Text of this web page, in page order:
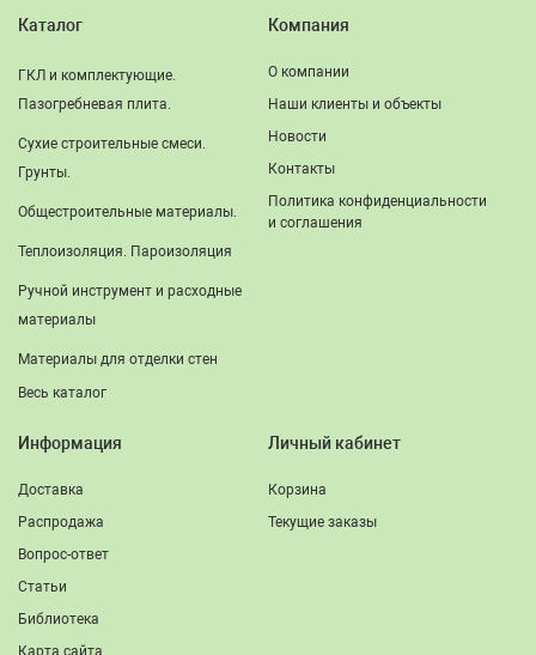
Каталог
ГКЛ и комплектующие.
Пазогребневая плита.
Сухие строительные смеси.
Грунты.
Общестроительные материалы.
Теплоизоляция. Пароизоляция
Ручной инструмент и расходные
материалы
Материалы для отделки стен
Весь каталог
Компания
О компании
Наши клиенты и объекты
Новости
Контакты
Политика конфиденциальности
и соглашения
Информация
Доставка
Распродажа
Вопрос-ответ
Статьи
Библиотека
Карта сайта
Личный кабинет
Корзина
Текущие заказы